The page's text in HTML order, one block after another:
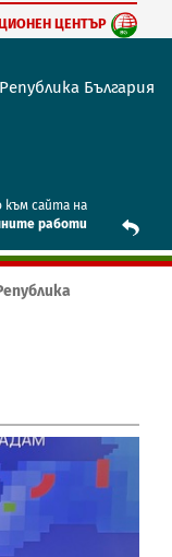
ЦЕНТЪР
България
сайта на
работи